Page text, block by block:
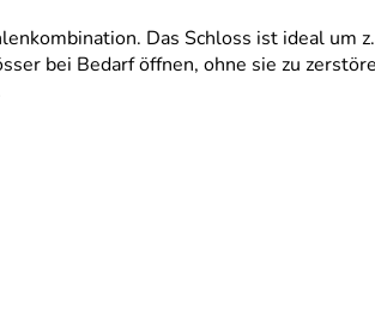
Das Schloss ist ideal um
bei Bedarf öffnen, ohne sie zu